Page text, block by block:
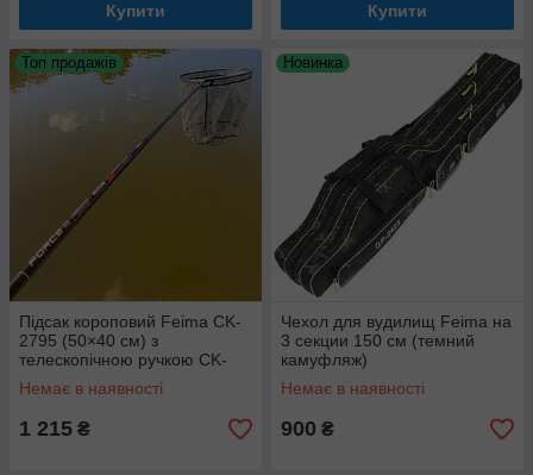
Купити Купити
Топ продажів
Підсак короповий Feima CK-
2795 (50×40 см) з
телескопічною ручкою CK-
2830 (2 метри)
Немає в наявності
1 215 ₴
Новинка
Чехол для вудилищ Feima на
3 секции 150 см (темний
камуфляж)
Немає в наявності
900 ₴